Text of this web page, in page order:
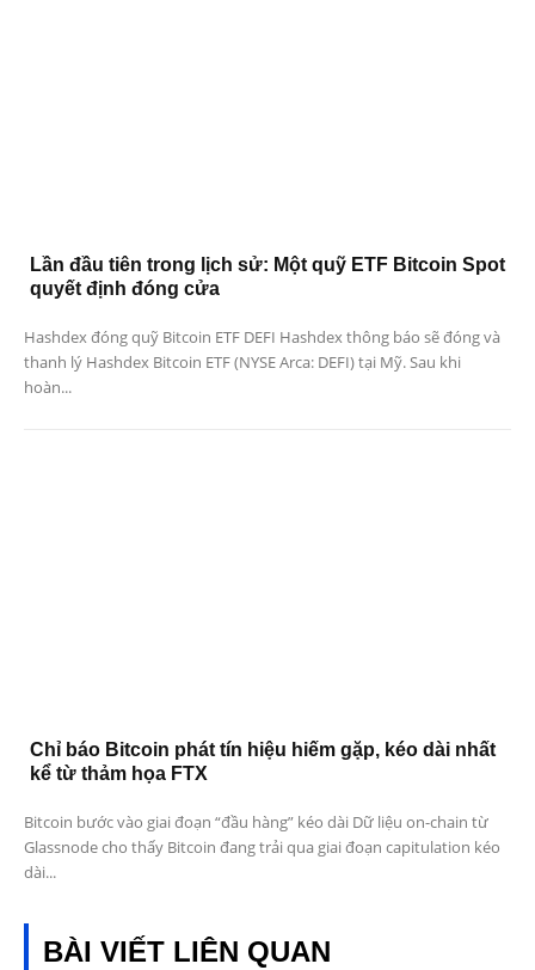
Lần đầu tiên trong lịch sử: Một quỹ ETF Bitcoin Spot
quyết định đóng cửa
Hashdex đóng quỹ Bitcoin ETF DEFI Hashdex thông báo sẽ đóng và
thanh lý Hashdex Bitcoin ETF (NYSE Arca: DEFI) tại Mỹ. Sau khi
hoàn...
Chỉ báo Bitcoin phát tín hiệu hiếm gặp, kéo dài nhất
kể từ thảm họa FTX
Bitcoin bước vào giai đoạn “đầu hàng” kéo dài Dữ liệu on-chain từ
Glassnode cho thấy Bitcoin đang trải qua giai đoạn capitulation kéo
dài...
BÀI VIẾT LIÊN QUAN